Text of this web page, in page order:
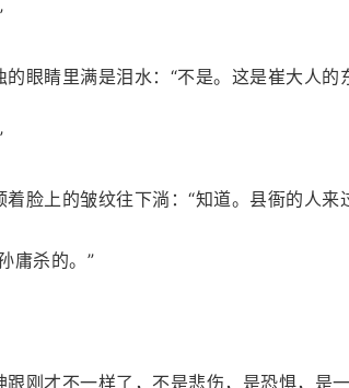
眼睛里满是泪水：“不是。这是崔大人的
脸上的皱纹往下淌：“知道。县衙的人
庸杀的。”
刚才不一样了，不是悲伤，是恐惧，是